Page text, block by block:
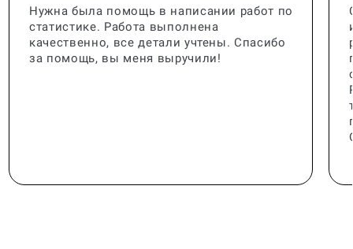
Нужна была помощь в написании работ по
статистике. Работа выполнена
качественно, все детали учтены. Спасибо
за помощь, вы меня выручили!